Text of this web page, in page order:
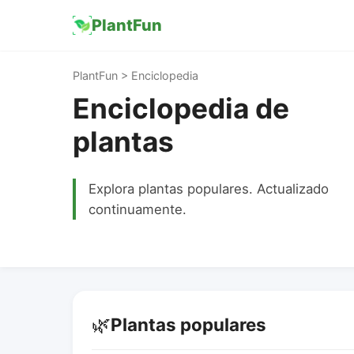
PlantFun
PlantFun > Enciclopedia
Enciclopedia de
plantas
Explora plantas populares. Actualizado
continuamente.
🌿Plantas populares